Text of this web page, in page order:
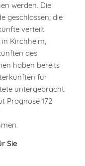
werden. Die
geschlossen; die
verteilt.
Kirchheim,
des
haben bereits
für
untergebracht.
Prognose 172
Sie